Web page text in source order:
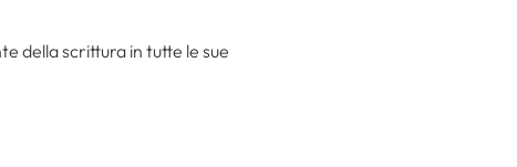
della scrittura in tutte le sue